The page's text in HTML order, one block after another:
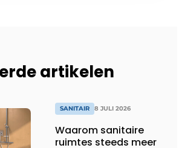
artikelen
SANITAIR 8 JULI 2026
Waarom sanitaire
ruimtes steeds meer